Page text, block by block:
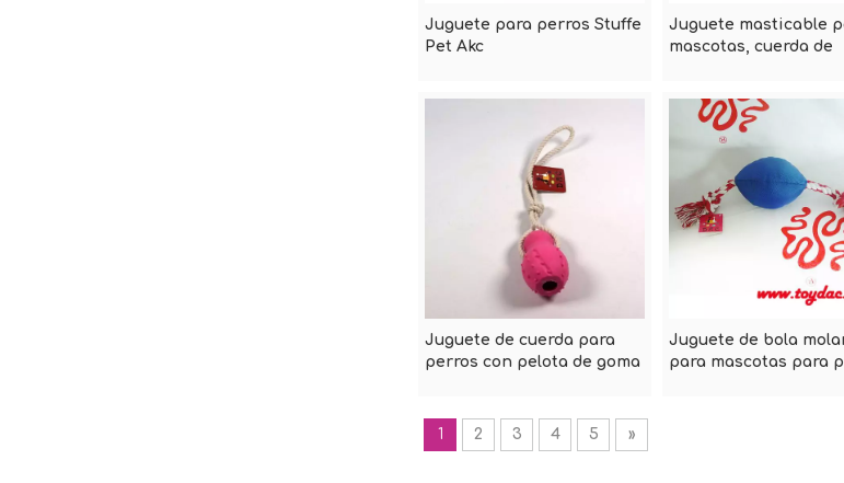
Juguete para perros Stuffe
Pet Akc
Juguete masticable
mascotas, cuerda de
Juguete de cuerda para
perros con pelota de goma
Juguete de bola
para mascotas para
1
2 3 4 5 »